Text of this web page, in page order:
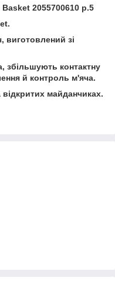
Basket 2055700610 р.5
виготовлений зі
збільшують контактну
й контроль м'яча.
майданчиках.